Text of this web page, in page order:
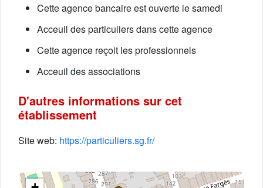
Cette agence bancaire est ouverte le samedi
Acceuil des particuliers dans cette agence
Cette agence reçoit les professionnels
Acceuil des associations
D'autres informations sur cet
établissement
Site web: https://particuliers.sg.fr/